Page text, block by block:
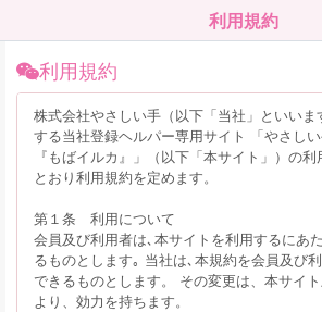
利用規約
利用規約
株式会社やさしい手（以下「当社」といい
する当社登録ヘルパー専用サイト 「やさし
『もばイルカ』」（以下「本サイト」）の
とおり利用規約を定めます。
第１条 利用について
会員及び利用者は､本サイトを利用するにあ
るものとします｡ 当社は､本規約を会員及び
できるものとします。 その変更は、本サイ
より、効力を持ちます。